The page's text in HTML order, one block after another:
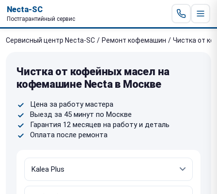
Necta-SC
Постгарантийный сервис
Сервисный центр Necta-SC / Ремонт кофемашин / Чистка от
Чистка от кофейных масел на
кофемашине Necta в Москве
Цена за работу мастера
Выезд за 45 минут по Москве
Гарантия 12 месяцев на работу и деталь
Оплата после ремонта